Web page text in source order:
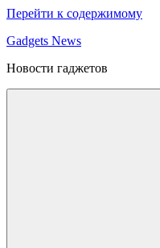
Перейти к содержимому
Gadgets News
Новости гаджетов